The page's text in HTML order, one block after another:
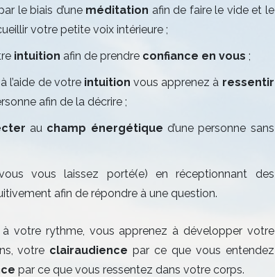
le biais d’une méditation afin de faire le vide et le
votre petite voix intérieure ;
intuition afin de prendre confiance en vous ;
l’aide de votre intuition vous apprenez à ressentir
afin de la décrire ;
au champ énergétique d’une personne sans
vous laissez porté(e) en réceptionnant des
afin de répondre à une question.
votre rythme, vous apprenez à développer votre
votre clairaudience par ce que vous entendez
par ce que vous ressentez dans votre corps.